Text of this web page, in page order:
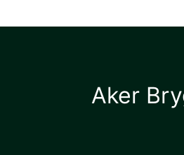
Aker